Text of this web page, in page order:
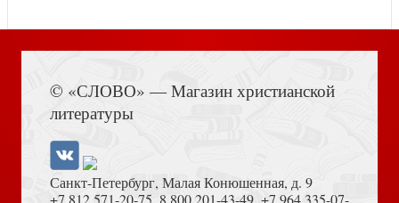
Живая память: святые и мы
© «СЛОВО» — Магазин христианской
литературы
Санкт-Петербург, Малая Конюшенная, д. 9